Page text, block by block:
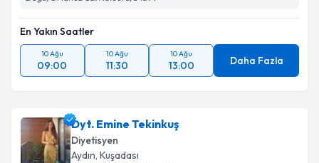
En Yakın Saatler
10 Ağu
09:00
10 Ağu
11:30
10 Ağu
13:00 Daha Fazla
Dyt. Emine Tekinkuş
Diyetisyen
Aydın, Kuşadası